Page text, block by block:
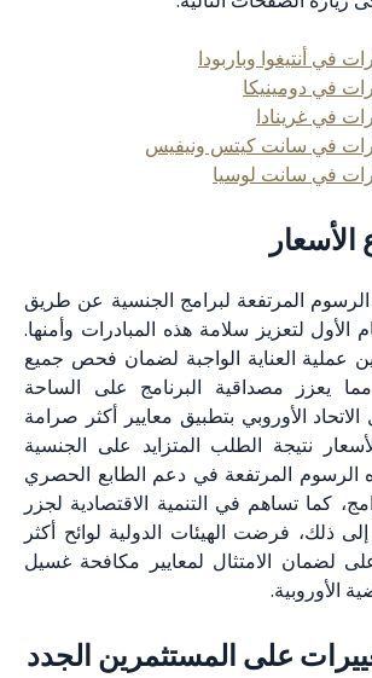
ونيفيس
لبرامج الجنسية عن طريق
هذه المبادرات وأمنها.
الواجبة لضمان فحص جميع
البرنامج على الساحة
بتطبيق معايير أكثر صرامة
المتزايد على الجنسية
في دعم الطابع الحصري
التنمية الاقتصادية لجزر
الدولية لوائح أكثر
لمعايير مكافحة غسيل
المستثمرين الجدد